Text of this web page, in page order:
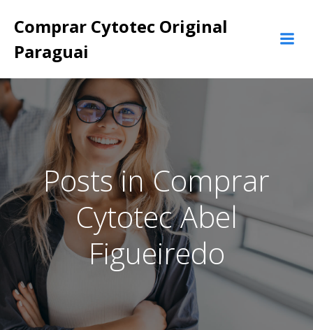
para
Comprar Cytotec Original
Paraguai
Posts in Comprar
Cytotec Abel
Figueiredo